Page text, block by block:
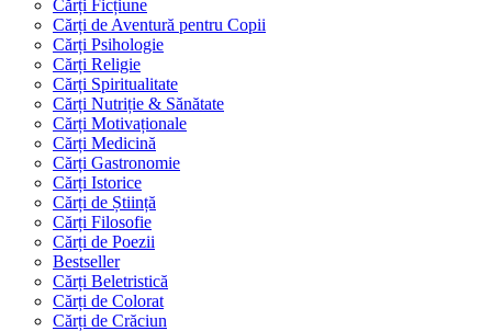
Cărți Ficțiune
Cărți de Aventură pentru Copii
Cărți Psihologie
Cărți Religie
Cărți Spiritualitate
Cărți Nutriție & Sănătate
Cărți Motivaționale
Cărți Medicină
Cărți Gastronomie
Cărți Istorice
Cărți de Știință
Cărți Filosofie
Cărți de Poezii
Bestseller
Cărți Beletristică
Cărți de Colorat
Cărți de Crăciun